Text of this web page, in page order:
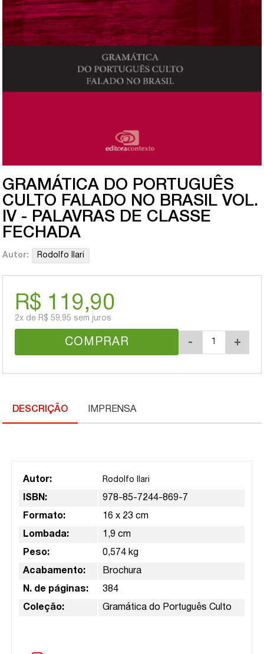
GRAMÁTICA DO PORTUGUÊS
CULTO FALADO NO BRASIL VOL.
IV - PALAVRAS DE CLASSE
FECHADA
Autor: Rodolfo Ilari
R$ 119,90
2x de R$ 59,95 sem juros
COMPRAR - +
DESCRIÇÃO IMPRENSA
Autor: Rodolfo Ilari
ISBN: 978-85-7244-869-7
Formato: 16 x 23 cm
Lombada: 1,9 cm
Peso: 0,574 kg
Acabamento: Brochura
N. de páginas: 384
Coleção: Gramática do Português Culto